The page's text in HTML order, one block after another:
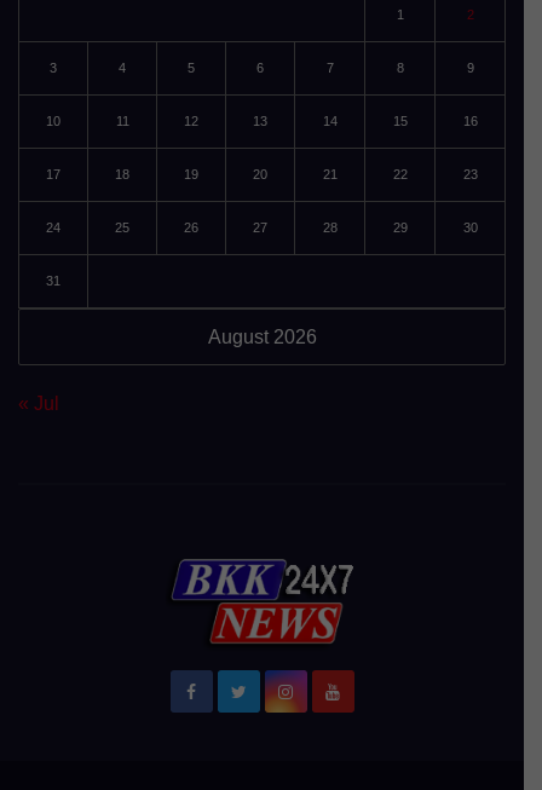
August 2026
1 2
3 4 5 6 7 8 9
10 11 12 13 14 15 16
17 18 19 20 21 22 23
24 25 26 27 28 29 30
31
« Jul